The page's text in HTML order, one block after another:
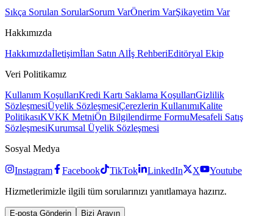
Sıkça Sorulan SorularSorum VarÖnerim VarŞikayetim Var
Hakkımızda
Hakkımızdaİletişimİlan Satın Alİş RehberiEditöryal Ekip
Veri Politikamız
Kullanım KoşullarıKredi Kartı Saklama KoşullarıGizlilik
SözleşmesiÜyelik SözleşmesiÇerezlerin KullanımıKalite
PolitikasıKVKK MetniÖn Bilgilendirme FormuMesafeli Satış
SözleşmesiKurumsal Üyelik Sözleşmesi
Sosyal Medya
Instagram Facebook TikTok LinkedIn X
Youtube
Hizmetlerimizle ilgili tüm sorularınızı yanıtlamaya hazırız.
E-posta Gönderin Bizi Arayın